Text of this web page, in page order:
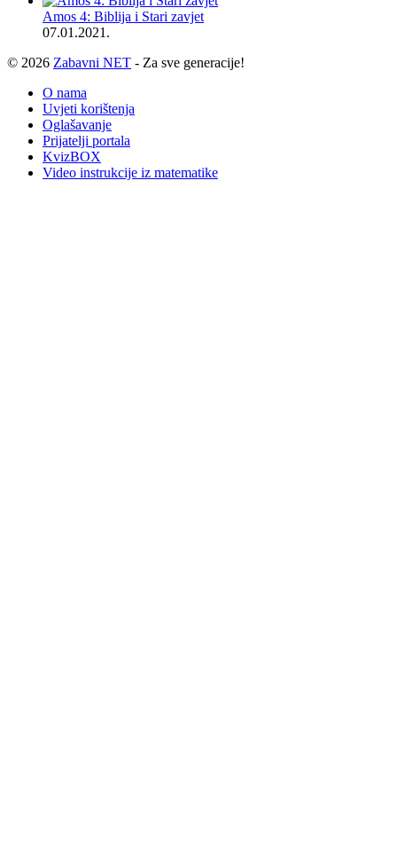
Amos 4: Biblija i Stari zavjet
07.01.2021.
© 2026 Zabavni NET - Za sve generacije!
O nama
Uvjeti korištenja
Oglašavanje
Prijatelji portala
KvizBOX
Video instrukcije iz matematike